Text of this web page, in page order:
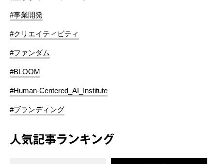
#事業開発
#クリエイティビティ
#ファンダム
#BLOOM
#Human-Centered_AI_Institute
#ブランディング
人気記事ランキング